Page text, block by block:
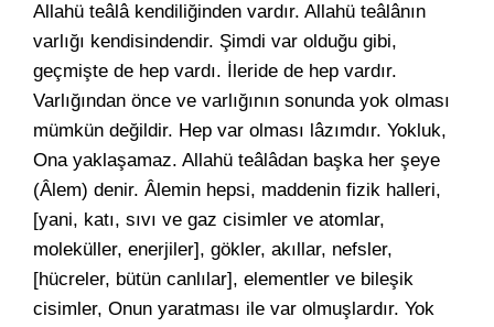
Allahü teâlâ kendiliğinden vardır. Allahü teâlânın
varlığı kendisindendir. Şimdi var olduğu gibi,
geçmişte de hep vardı. İleride de hep vardır.
Varlığından önce ve varlığının sonunda yok olması
mümkün değildir. Hep var olması lâzımdır. Yokluk,
Ona yaklaşamaz. Allahü teâlâdan başka her şeye
(Âlem) denir. Âlemin hepsi, maddenin fizik halleri,
[yani, katı, sıvı ve gaz cisimler ve atomlar,
moleküller, enerjiler], gökler, akıllar, nefsler,
[hücreler, bütün canlılar], elementler ve bileşik
cisimler, Onun yaratması ile var olmuşlardır. Yok